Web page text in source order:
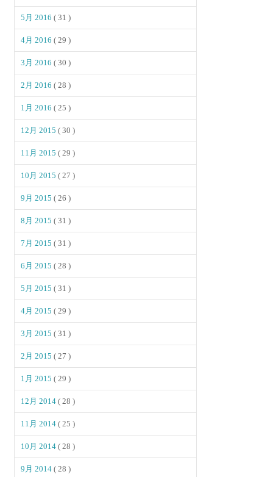
5月 2016( 31 )
4月 2016( 29 )
3月 2016( 30 )
2月 2016( 28 )
1月 2016( 25 )
12月 2015( 30 )
11月 2015( 29 )
10月 2015( 27 )
9月 2015( 26 )
8月 2015( 31 )
7月 2015( 31 )
6月 2015( 28 )
5月 2015( 31 )
4月 2015( 29 )
3月 2015( 31 )
2月 2015( 27 )
1月 2015( 29 )
12月 2014( 28 )
11月 2014( 25 )
10月 2014( 28 )
9月 2014( 28 )